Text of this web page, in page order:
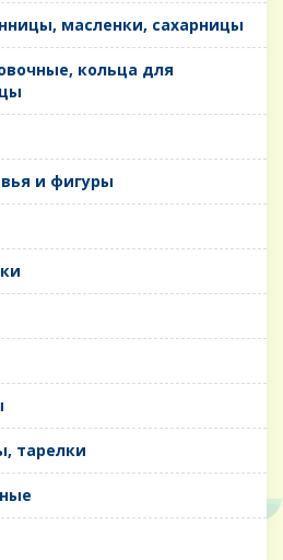
масленки, сахарницы
кольца для
и фигуры
тарелки